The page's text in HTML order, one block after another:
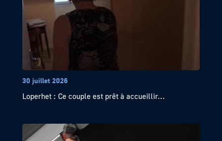
30 juillet 2026
Loperhet : Ce couple est prêt à accueillir...